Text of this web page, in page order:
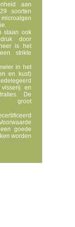
aan
soorten
staan ook
door
is het
strikte
in het
en kust)
en
De
groot
goede
worden